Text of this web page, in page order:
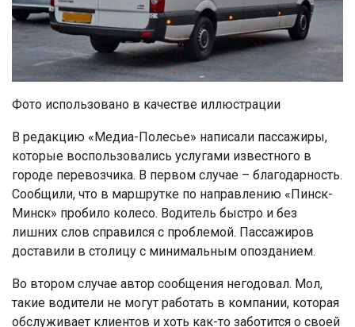
Фото использовано в качестве иллюстрации
В редакцию «Медиа-Полесье» написали пассажиры,
которые воспользовались услугами известного в
городе перевозчика. В первом случае – благодарность.
Сообщили, что в маршрутке по направлению «Пинск-
Минск» пробило колесо. Водитель быстро и без
лишних слов справился с проблемой. Пассажиров
доставили в столицу с минимальным опозданием.
Во втором случае автор сообщения негодовал. Мол,
такие водители не могут работать в компании, которая
обслуживает клиентов и хоть как-то заботится о своей